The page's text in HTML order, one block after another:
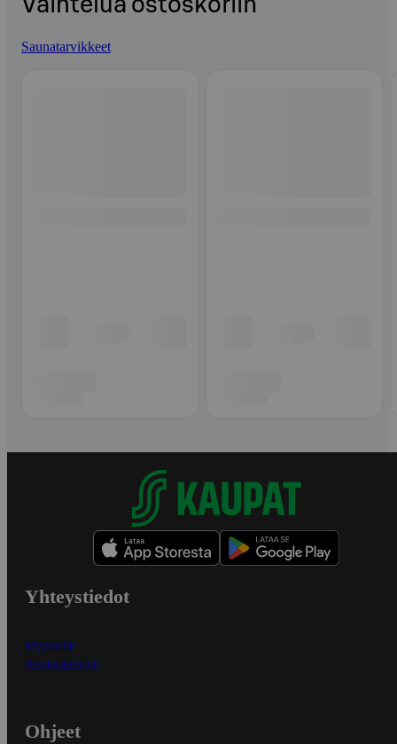
Vaihtelua ostoskoriin
Saunatarvikkeet
Yhteystiedot
Myymälät
Asiakaspalvelu
Ohjeet